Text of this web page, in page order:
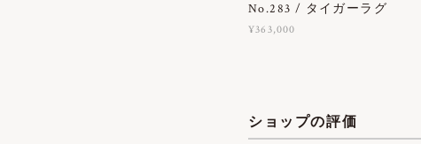
No.283 / タイガーラグ
¥363,000
ショップの評価